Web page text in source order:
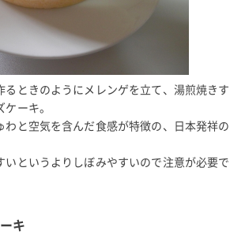
るときのようにメレンゲを立て、湯煎焼きす
ーキ。
わと空気を含んだ食感が特徴の、日本発祥の
いというよりしぼみやすいので注意が必要で
キ